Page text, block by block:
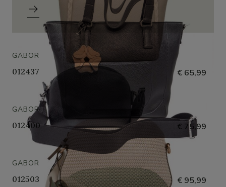
GABOR
012437 € 65,99
GABOR
012400 € 75,99
GABOR
012503 € 95,99